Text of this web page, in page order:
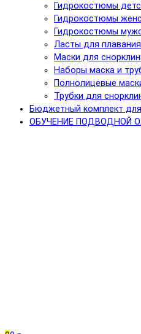
Гидрокостюмы
Гидрокостюмы
Гидрокостюмы
Ласты для
Маски для
Наборы маска и
Полнолицевые
Трубки для
Бюджетный комплект
ОБУЧЕНИЕ ПОДВОДНОЙ